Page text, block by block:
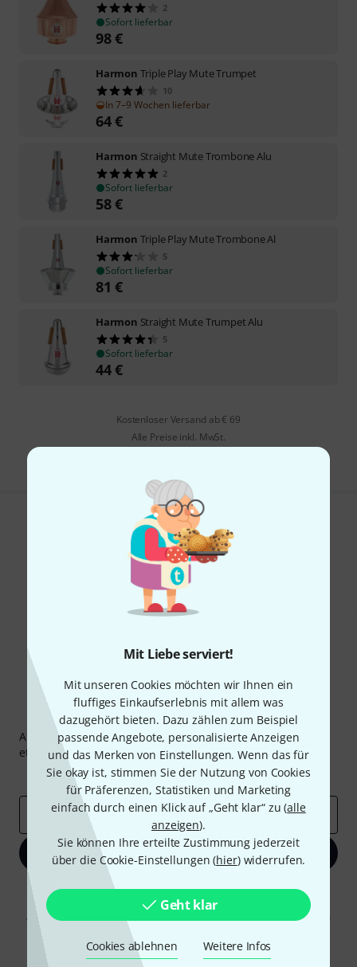
Mit Liebe serviert!
Mit unseren Cookies möchten wir Ihnen ein
fluffiges Einkaufserlebnis mit allem was
dazugehört bieten. Dazu zählen zum Beispiel
passende Angebote, personalisierte Anzeigen
und das Merken von Einstellungen. Wenn das für
Sie okay ist, stimmen Sie der Nutzung von Cookies
für Präferenzen, Statistiken und Marketing
einfach durch einen Klick auf „Geht klar“ zu (alle
anzeigen).
Sie können Ihre erteilte Zustimmung jederzeit
über die Cookie-Einstellungen (hier) widerrufen.
Geht klar
Cookies ablehnen Weitere Infos
2
Sofort lieferbar
98€
Harmon Triple Play Mute Trumpet
10
In 7–9 Wochen lieferbar
64€
Harmon Straight Mute Trombone Alu
2
Sofort lieferbar
58€
Harmon Triple Play Mute Trombone Al
5
Sofort lieferbar
81 €
Harmon Straight Mute Trumpet Alu
5
Sofort lieferbar
44€
Kostenloser Versand ab € 69
Alle Preise inkl. MwSt.
Gefällt Ihnen, was Sie sehen?
Teilen Hilfe & Feedback
Thomann Newsletter
Abonniere den Thomann Newsletter und gewinne mit
etwas Glück einen von50 Gutscheinenüber jeweils50€
Inspirierende Beiträge
Deals Thomann Insights
E-Mail-Adresse*
Jetzt anmelden
Mit Klick auf „Jetzt anmelden“ stimmen Sie dem Erhalt von E-Mail-
Werbung und einer Messung des E-Mail-Nutzungsverhaltens zu. Die
Abmeldung ist jederzeit möglich. Weitere Informationen finden Sie in
unseren
* Pflichtfeld